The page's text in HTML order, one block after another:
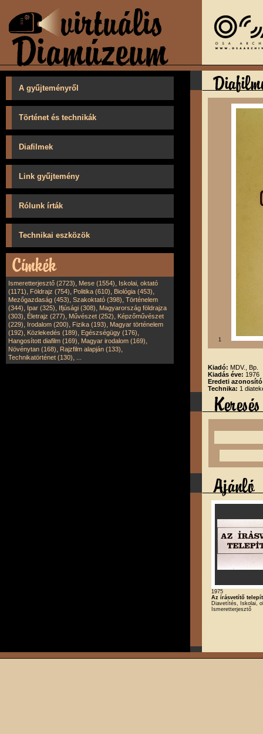
A gyűjteményről
Történet és technikák
Diafilmek
Link gyűjtemény
Rólunk írták
Technikai eszközök
Ismeretterjesztő (2723), Mese (1554), Iskolai, oktató
(1171), Földrajz (754), Politika (610), Biológia (453),
Mezőgazdaság (453), Szakoktató (398), Történelem
(344), Ipar (325), Ifjúsági (308), Magyarország földrajza
(303), Életrajz (277), Művészet (252), Képzőművészet
(229), Irodalom (200), Fizika (193), Magyar történelem
(192), Közlekedés (189), Egészségügy (176),
Hangosított diafilm (169), Magyar irodalom (169),
Növénytan (168), Rajzfilm alapján (133),
Technikatörténet (130),
1
Kiadó: MDV., Bp.
Kiadás éve: 1976
Eredeti
Technika: 1
1975
Az írásvetítő
Diavetítés, Iskolai,
Ismeretterjesztő